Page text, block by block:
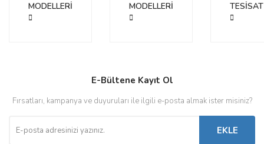
MODELLERİ
MODELLERİ
TESİSAT
E-Bültene Kayıt Ol
Fırsatları, kampanya ve duyuruları ile ilgili e-posta almak ister misiniz?
EKLE